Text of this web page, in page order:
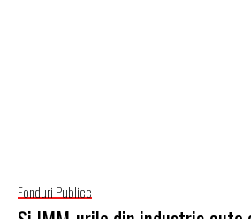
Fonduri Publice